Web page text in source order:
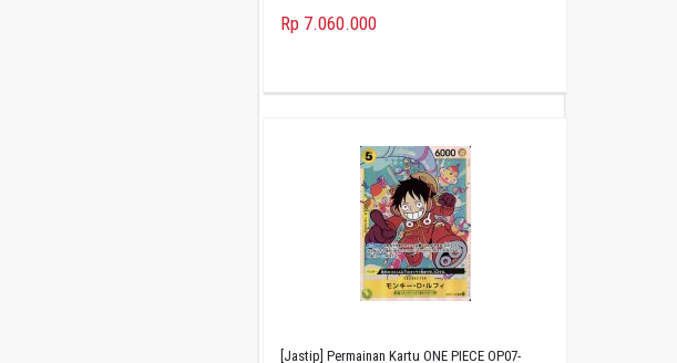
Rp 7.060.000
[Jastip] Permainan Kartu ONE PIECE OP07-